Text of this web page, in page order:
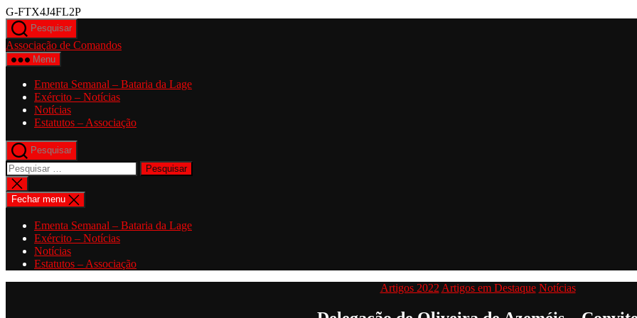
G-FTX4J4FL2PSaltar
conteúdo
Pesquisar
Associação de Comandos
Menu
Ementa Semanal – Bataria da Lage
Exército – Notícias
Notícias
Estatutos – Associação
Pesquisar
Pesquisar
por:
Fechar
pesquisa
Fechar menu
Ementa Semanal – Bataria da Lage
Exército – Notícias
Notícias
Estatutos – Associação
Categorias
Artigos 2022 Artigos em Destaque Notícias